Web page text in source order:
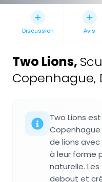
Discussion Avis
Two Lions,
Copenhague,
Two Lions
de lions
à leur forme
naturelle.
debout et